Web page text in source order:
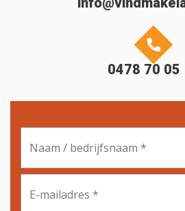
0478 70 05
bedrijfsnaam
*
mailadres *